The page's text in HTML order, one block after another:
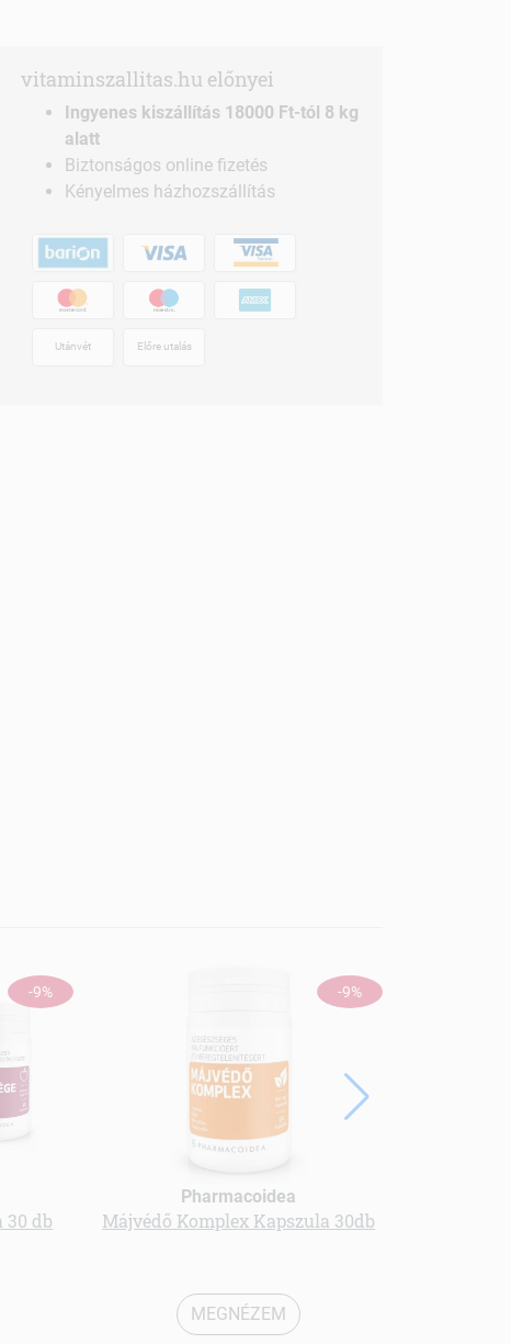
vitaminszallitas.hu előnyei
Ingyenes kiszállítás 18000 Ft-tól 8 kg
alatt
Biztonságos online fizetés
Kényelmes házhozszállítás
Utánvét Előre utalás
-9%
30 db
-9%
Pharmacoidea
Májvédő Komplex Kapszula 30db
MEGNÉZEM